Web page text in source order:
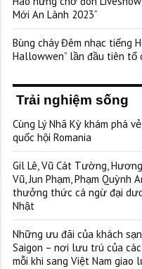
Mới An Lành 2023”
Bùng cháy Đêm nhạc tiếng
Hallowwen” lần đầu tiên tổ
Trải nghiệm sống
Cùng Lý Nhã Kỳ khám phá
quốc hội Romania
Gil Lê, Vũ Cát Tường,
Vũ, Jun Phạm, Phạm Quỳnh
thưởng thức cá ngừ đại
Nhật
Những ưu đãi của khách
Saigon – nơi lưu trú của
mỗi khi sang Việt Nam giao